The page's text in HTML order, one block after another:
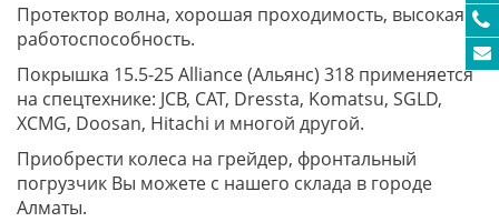
Протектор волна, хорошая проходимость, высокая
работоспособность.
Покрышка 15.5-25 Alliance (Альянс) 318 применяется
на спецтехнике: JCB, CAT, Dressta, Komatsu, SGLD,
XCMG, Doosan, Hitachi и многой другой.
Приобрести колеса на грейдер, фронтальный
погрузчик Вы можете с нашего склада в городе
Алматы.